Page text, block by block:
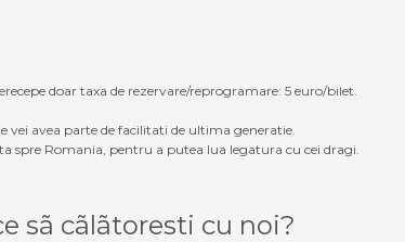
doar taxa de rezervare/reprogramare: 5 euro/bilet.
avea parte de facilitati de ultima generatie.
spre Romania, pentru a putea lua legatura cu cei dragi.
sã cãlãtoresti cu noi?